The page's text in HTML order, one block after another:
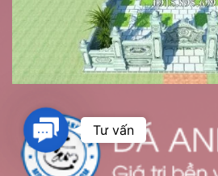
Contact
Us
Tư vấn